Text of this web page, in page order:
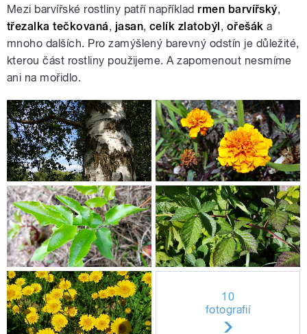
Mezi barvířské rostliny patří například rmen barvířský,
třezalka tečkovaná, jasan, celík zlatobýl, ořešák a
mnoho dalších. Pro zamýšlený barevný odstín je důležité,
kterou část rostliny použijeme. A zapomenout nesmíme
ani na mořidlo.
10
fotografií